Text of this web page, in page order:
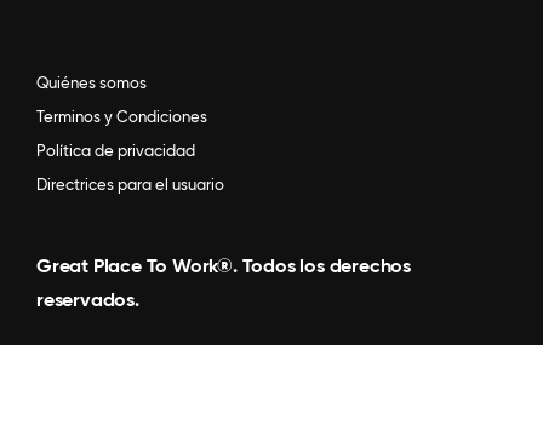
Quiénes somos
Terminos y Condiciones
Política de privacidad
Directrices para el usuario
Great Place To Work®. Todos los derechos
reservados.